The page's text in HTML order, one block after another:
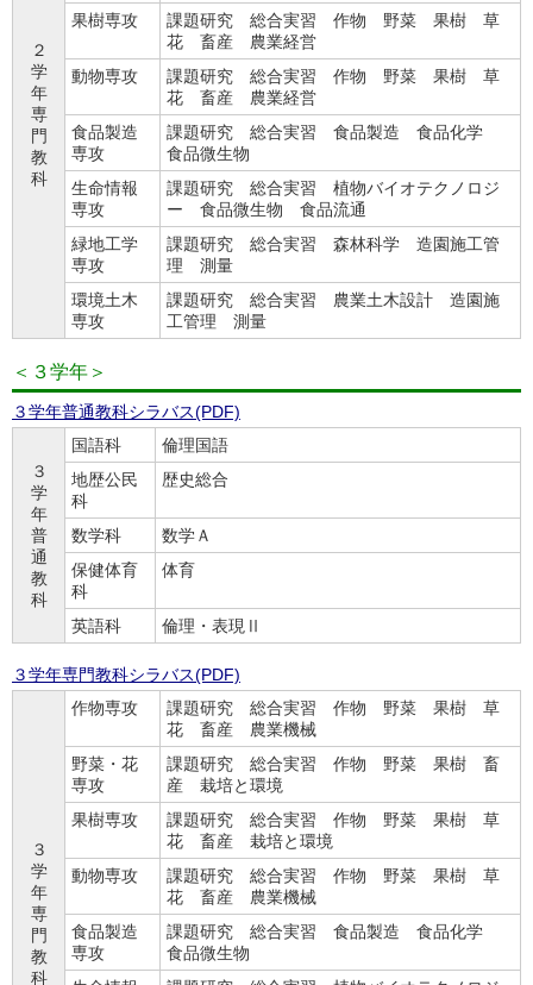
２
学
年
専
門
教
科
果樹専攻
課題研究 総合実習 作物 野菜 果樹 草
花 畜産 農業経営
動物専攻
課題研究 総合実習 作物 野菜 果樹 草
花 畜産 農業経営
食品製造
専攻
課題研究 総合実習 食品製造 食品化学
食品微生物
生命情報
専攻
課題研究 総合実習 植物バイオテクノロジ
ー 食品微生物 食品流通
緑地工学
専攻
課題研究 総合実習 森林科学 造園施工管
理 測量
環境土木
専攻
課題研究 総合実習 農業土木設計 造園施
工管理 測量
＜３学年＞
３学年普通教科シラバス(PDF)
３
学
年
普
通
教
科
国語科
倫理国語
地歴公民
科
歴史総合
数学科
数学Ａ
保健体育
科
体育
英語科 倫理・表現Ⅱ
３学年専門教科シラバス(PDF)
３
学
年
専
門
教
科
作物専攻
課題研究 総合実習 作物 野菜 果樹 草
花 畜産 農業機械
野菜・花
専攻
課題研究 総合実習 作物 野菜 果樹 畜
産 栽培と環境
果樹専攻
課題研究 総合実習 作物 野菜 果樹 草
花 畜産 栽培と環境
動物専攻
課題研究 総合実習 作物 野菜 果樹 草
花 畜産 農業機械
食品製造
専攻
課題研究 総合実習 食品製造 食品化学
食品微生物